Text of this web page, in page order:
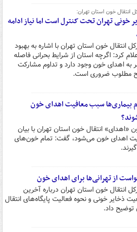
انتقال خون استان تهران:
خونی تهران تحت کنترل است اما نیاز ادامه
انتقال خون استان تهران با اشاره به بهبود
کرد: اگرچه استان از شرایط بحرانی فاصله
به اهدای خون وجود دارد و تداوم مشارکت
مطلوب ضروری است.
بیماری‌ها سبب معافیت اهدای خون
«اهدای» انتقال خون استان تهران با بیان
اهدای خون می‌شود، گفت: تمام خون‌های
از تهرانی‌ها برای اهدای خون
انتقال خون استان تهران درباره آخرین
ذخایر خونی و نحوه فعالیت پایگاه‌های انتقال
داد.